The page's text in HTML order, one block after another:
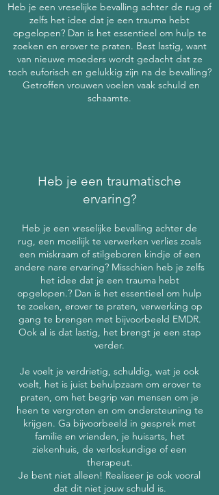
Heb je een vreselijke bevalling achter de rug of
zelfs het idee dat je een trauma hebt
opgelopen? Dan is het essentieel om hulp te
zoeken en erover te praten. Best lastig, want
van nieuwe moeders wordt gedacht dat ze
toch euforisch en gelukkig zijn na de bevalling?
Getroffen vrouwen voelen vaak schuld en
schaamte.
Heb je een traumatische
ervaring?
Heb je een vreselijke bevalling achter de
rug, een moeilijk te verwerken verlies zoals
een miskraam of stilgeboren kindje of een
andere nare ervaring? Misschien heb je zelfs
het idee dat je een trauma hebt
opgelopen.? Dan is het essentieel om hulp
te zoeken, erover te praten, verwerking op
gang te brengen met bijvoorbeeld EMDR.
Ook al is dat lastig, het brengt je een stap
verder.
Je voelt je verdrietig, schuldig, wat je ook
voelt, het is juist behulpzaam om erover te
praten, om het begrip van mensen om je
heen te vergroten en om ondersteuning te
krijgen. Ga bijvoorbeeld in gesprek met
familie en vrienden, je huisarts, het
ziekenhuis, de verloskundige of een
therapeut.
Je bent niet alleen! Realiseer je ook vooral
dat dit niet jouw schuld is.